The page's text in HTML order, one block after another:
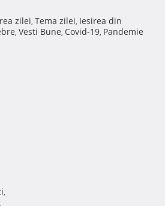
zilei, Tema zilei, Iesirea din
, Vesti Bune, Covid-19, Pandemie
,
,